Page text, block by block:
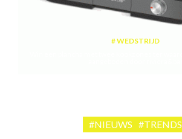
WEDSTRIJD
#NIEUWS #TRENDS